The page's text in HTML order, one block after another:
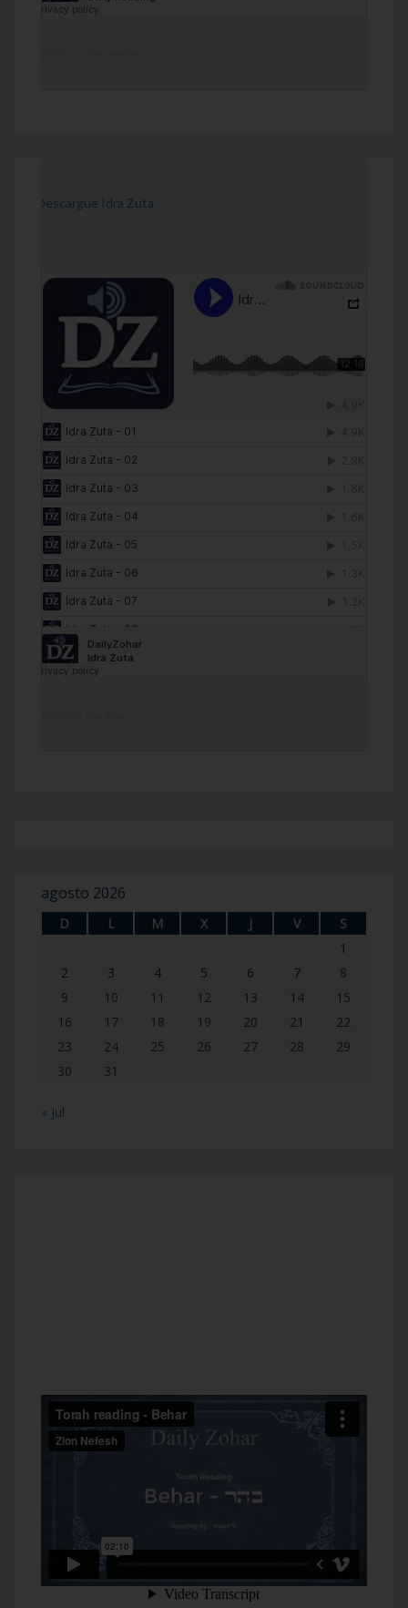
[Descargue Idra Zuta
agosto 2026
D L M X J V
S
1
2
3 4 5 6 7
8
9
10 11 12 13 14
15
16
17 18 19 20 21
22
23
24 25 26 27 28
29
30
31
« Jul